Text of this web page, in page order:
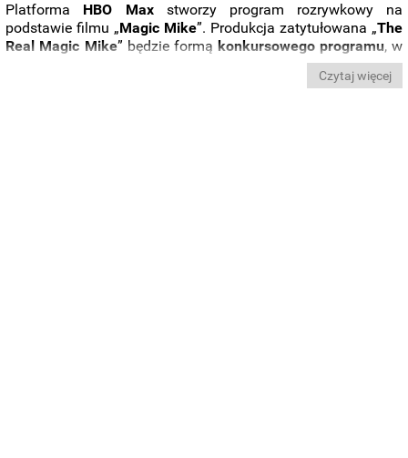
Platforma HBO Maxstworzy program rozrywkowy na
podstawie filmu „Magic Mike”. Produkcja zatytułowana „The
Real Magic Mike” będzie formą konkursowego programu, w
którym zawodnicy będą rywalizowali o mianoprawdziwego
Czytaj więcej